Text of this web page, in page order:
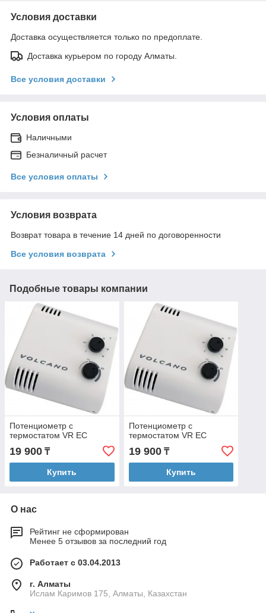
Условия доставки
Доставка осуществляется только по предоплате.
Доставка курьером по городу Алматы.
Все условия доставки
Условия оплаты
Наличными
Безналичный расчет
Все условия оплаты
Условия возврата
Возврат товара в течение 14 дней по договоренности
Все условия возврата
Подобные товары компании
Потенциометр с
термостатом VR EC
19 900 ₸
Купить
Потенциометр с
термостатом VR EC
19 900₸
Купить
О нас
Рейтинг не сформирован
Менее 5 отзывов за последний год
Работает с 03.04.2013
г. Алматы
Ислам Каримов 175, Алматы, Казахстан